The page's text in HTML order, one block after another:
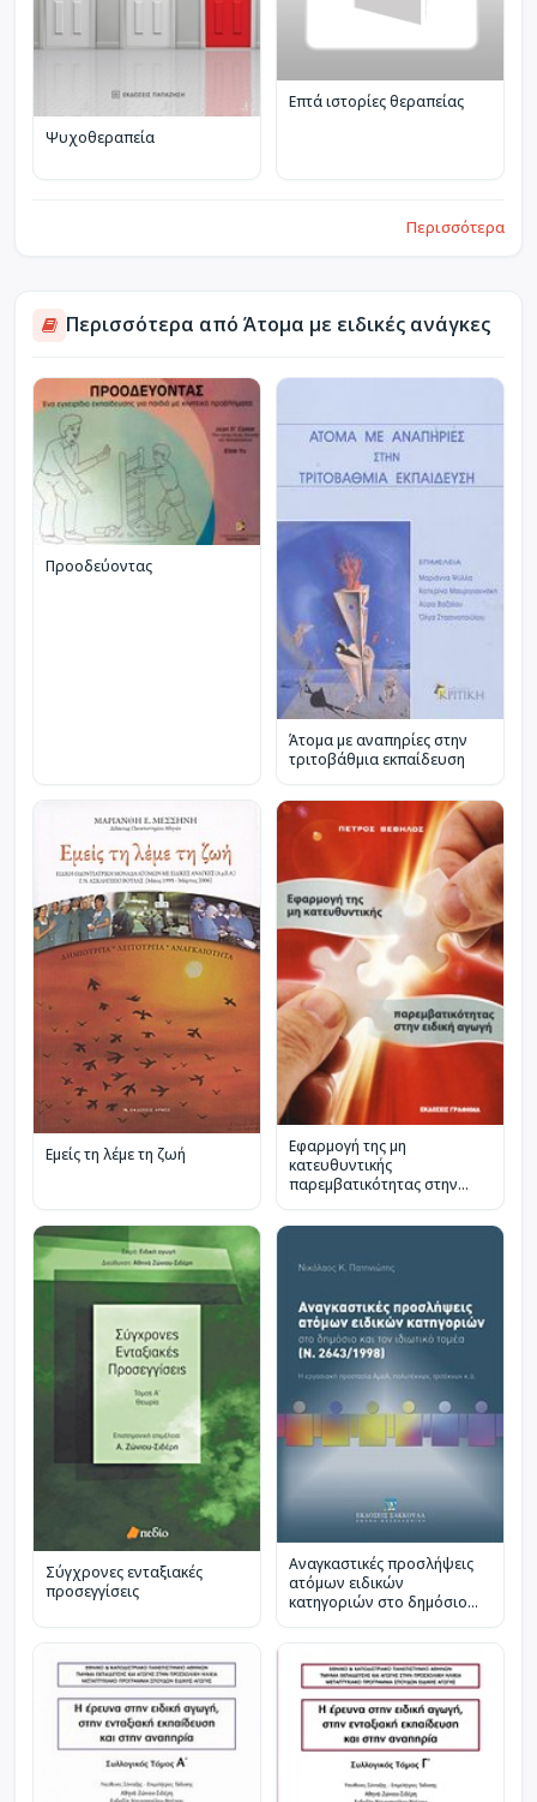
Ψυχοθεραπεία
Επτά ιστορίες θεραπείας
Περισσότερα
Περισσότερα από Άτομα με ειδικές ανάγκες
Προοδεύοντας
Άτομα με αναπηρίες στην
τριτοβάθμια εκπαίδευση
Εμείς τη λέμε τη ζωή
Εφαρμογή της μη
κατευθυντικής
παρεμβατικότητας στην
Σύγχρονες ενταξιακές
προσεγγίσεις
Αναγκαστικές προσλήψεις
ατόμων ειδικών
κατηγοριών στο δημόσιο